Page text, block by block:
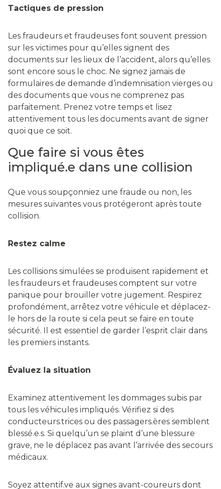
Tactiques de pression
Les fraudeurs et fraudeuses font souvent pression
sur les victimes pour qu’elles signent des
documents sur les lieux de l’accident, alors qu’elles
sont encore sous le choc. Ne signez jamais de
formulaires de demande d’indemnisation vierges ou
des documents que vous ne comprenez pas
parfaitement. Prenez votre temps et lisez
attentivement tous les documents avant de signer
quoi que ce soit.
Que faire si vous êtes
impliqué.e dans une collision
Que vous soupçonniez une fraude ou non, les
mesures suivantes vous protégeront après toute
collision.
Restez calme
Les collisions simulées se produisent rapidement et
les fraudeurs et fraudeuses comptent sur votre
panique pour brouiller votre jugement. Respirez
profondément, arrêtez votre véhicule et déplacez-
le hors de la route si cela peut se faire en toute
sécurité. Il est essentiel de garder l’esprit clair dans
les premiers instants.
Évaluez la situation
Examinez attentivement les dommages subis par
tous les véhicules impliqués. Vérifiez si des
conducteurs.trices ou des passagers.ères semblent
blessé.e.s. Si quelqu’un se plaint d’une blessure
grave, ne le déplacez pas avant l’arrivée des secours
médicaux.
Soyez attentif.ve aux signes avant-coureurs dont